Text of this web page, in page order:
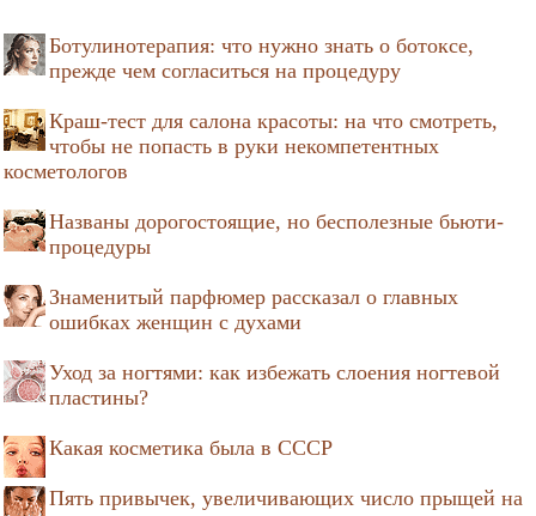
Ботулинотерапия: что нужно знать о ботоксе,
прежде чем согласиться на процедуру
Краш-тест для салона красоты: на что смотреть,
чтобы не попасть в руки некомпетентных
косметологов
Названы дорогостоящие, но бесполезные бьюти-
процедуры
Знаменитый парфюмер рассказал о главных
ошибках женщин с духами
Уход за ногтями: как избежать слоения ногтевой
пластины?
Какая косметика была в СССР
Пять привычек, увеличивающих число прыщей на